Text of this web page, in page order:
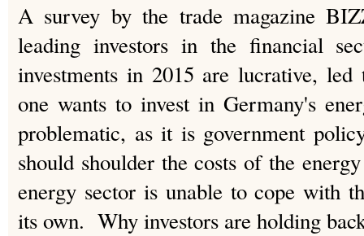
A survey by the trade magazine
leading investors in the financial
investments in 2015 are lucrative,
one wants to invest in Germany's
problematic, as it is government
should shoulder the costs of the
energy sector is unable to cope with
its own. Why investors are holding